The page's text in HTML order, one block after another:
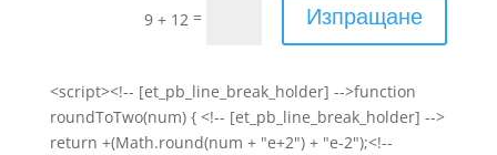
9 + 12 = Изпращане
<script><!-- [et_pb_line_break_holder] -->function
roundToTwo(num) { <!-- [et_pb_line_break_holder] -->
return +(Math.round(num + "e+2") + "e-2");<!--